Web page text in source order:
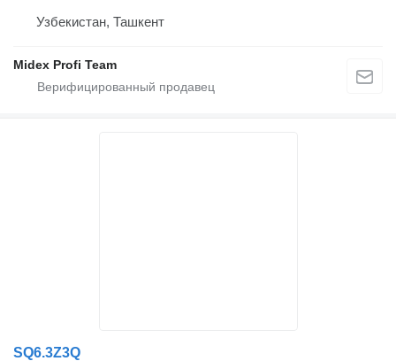
Узбекистан, Ташкент
Midex Profi Team
SQ6.3Z3Q